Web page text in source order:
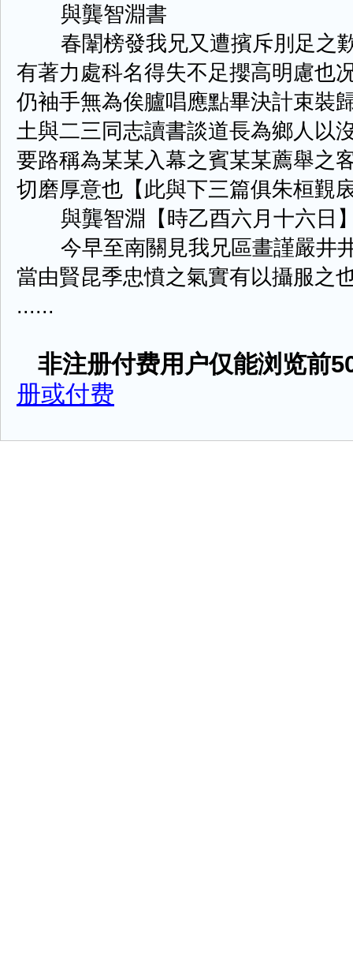
與龔智淵書
春闈榜發我兄又遭擯斥刖足之
有著力處科名得失不足攖高明慮也
仍袖手無為俟臚唱應點畢決計束裝
土與二三同志讀書談道長為鄉人以
要路稱為某某入幕之賓某某薦舉之
切磨厚意也【此與下三篇俱朱桓覲
與龔智淵【時乙酉六月十六日
今早至南關見我兄區畫謹嚴井
當由賢昆季忠憤之氣實有以攝服之
......
非注册付费用户仅能浏览前
册或付费